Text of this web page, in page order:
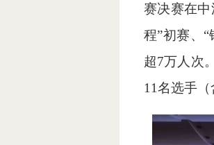
赛决赛在中
程”初赛、
超7万人次
11名选手（